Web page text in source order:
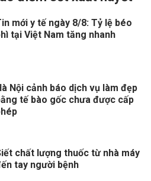
mới y tế ngày 8/8: Tỷ lệ béo
tại Việt Nam tăng nhanh
Nội cảnh báo dịch vụ làm đẹp
tế bào gốc chưa được cấp
chất lượng thuốc từ nhà máy
tay người bệnh